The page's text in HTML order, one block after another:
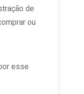
de
ou
esse